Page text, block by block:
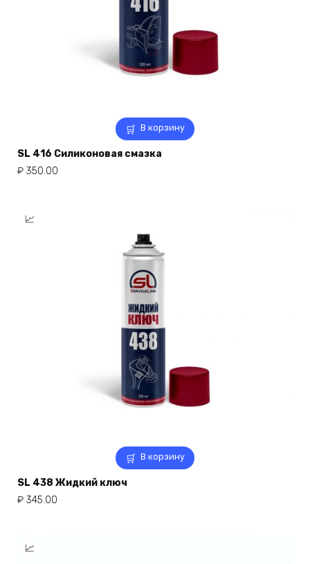
В корзину
SL 416 Силиконовая смазка
₽ 350.00
В корзину
SL 438 Жидкий ключ
₽ 345.00